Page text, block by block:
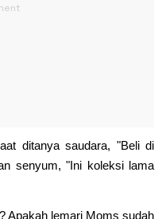
ditanya saudara, "Beli di
senyum, "Ini koleksi lama
Apakah lemari Moms sudah